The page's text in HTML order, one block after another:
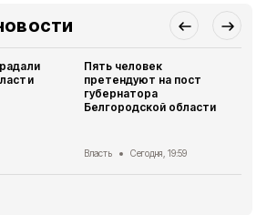
Пять человек
претендуют на пост
губернатора
Белгородской области
Власть Сегодня, 19:59